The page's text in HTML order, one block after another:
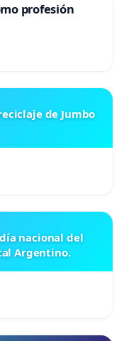
profesión
de Jumbo
nacional del
Argentino.